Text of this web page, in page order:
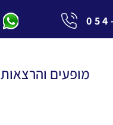
מופעים והרצאות